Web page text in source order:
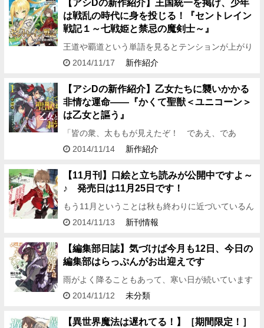
【アシDの新作紹介】王国統一を掲げ、少年
は戦乱の時代に身を投じる！『セントレイン
戦記１～七戦姫と禁忌の魔剣士～』
王道や覇道という単語を見るとテンションが上がり
ます！ どうも、こんばんは。 編集アシDです。 今
『セントレイ…
2014/11/17 新作紹介
【アシDの新作紹介】乙女たちに襲いかかる
非情な運命――『かくて聖獣＜ユニコーン＞
は乙女と謳う』
「皆の衆、太ももが見えたぞ！ であえ、であ
え！」 みなさん、こんばんは。 編集アシDです。
する作品は、 陸理…
2014/11/14 新作紹介
【11月刊】口絵と立ち読みが公開中ですよ～
♪ 発売日は11月25日です！
もう11月ということは秋も終わりに近づいているん
ですね～。 なんだか寂しいです。 みなさん、こん
（11月25日…
2014/11/13 新刊情報
【編集部日誌】気づけば今月も12日、今日の
編集部はらっぷんがお出迎えです
雨がよく降ることもあって、寒い日が続いています
ね～。 いやー、寒さに耐性のない人間にはツラい季
です。 11…
2014/11/12 未分類
【異世界魔法は遅れてる！】［期間限定！］